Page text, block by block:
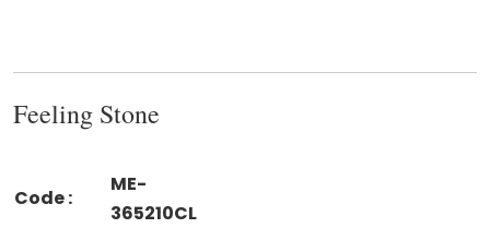
Feeling Stone
Code :
ME-
365210CL